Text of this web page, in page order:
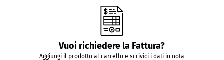
Vuoi richiedere la Fattura?
Aggiungi il prodotto al carrello e scrivici i dati in nota